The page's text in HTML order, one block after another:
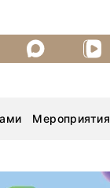
Мероприятия